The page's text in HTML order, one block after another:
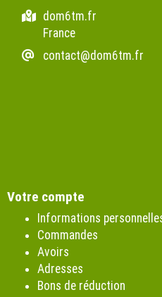
dom6tm.fr
France
contact@dom6tm.fr
Votre compte
Informations
Commandes
Avoirs
Adresses
Bons de réduction